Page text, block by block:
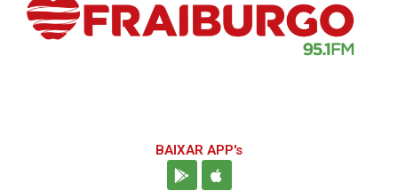
BAIXAR APP's